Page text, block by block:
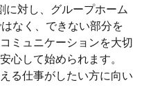
に対し、グループホーム
なく、できない部分を
ミュニケーションを大切
心して始められます。
る仕事がしたい方に向い